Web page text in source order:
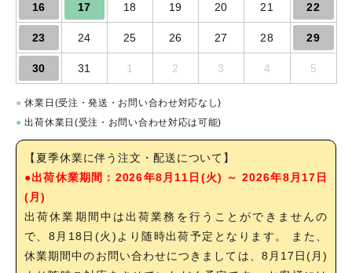
16 17 18 19 20 21 22
23 24 25 26 27 28 29
30 31 1 2 3 4 5
● 休業日(受注・発送・お問い合わせ対応なし)
● 出荷休業日(受注・お問い合わせ対応は可能)
【夏季休業に伴う注文・配送について】
●出荷休業期間：2026年8月11日(火) ～ 2026年8月17日
(月)
出荷休業期間中は出荷業務を行うことができませんの
で、8月18日(火)より随時出荷予定となります。 また、
休業期間中のお問い合わせにつきましては、8月17日(月)